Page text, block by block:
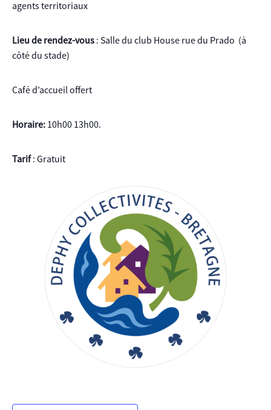
agents territoriaux
Lieu de rendez-vous : Salle du club House rue du Prado (à
côté du stade)
Café d’accueil offert
Horaire: 10h00 13h00.
Tarif: Gratuit